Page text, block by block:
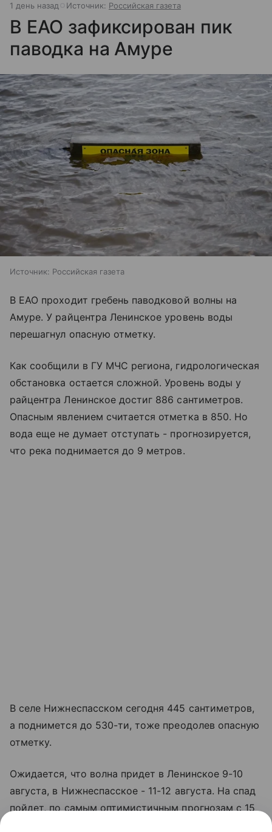
1 день назад Источник: Российская газета
В ЕАО зафиксирован пик
паводка на Амуре
Источник: Российская газета
В ЕАО проходит гребень паводковой волны на
Амуре. У райцентра Ленинское уровень воды
перешагнул опасную отметку.
Как сообщили в ГУ МЧС региона, гидрологическая
обстановка остается сложной. Уровень воды у
райцентра Ленинское достиг 886 сантиметров.
Опасным явлением считается отметка в 850. Но
вода еще не думает отступать - прогнозируется,
что река поднимается до 9 метров.
В селе Нижнеспасском сегодня 445 сантиметров,
а поднимется до 530-ти, тоже преодолев опасную
отметку.
Ожидается, что волна придет в Ленинское 9-10
августа, в Нижнеспасское - 11-12 августа. На спад
пойдет, по самым оптимистичным прогнозам с 15